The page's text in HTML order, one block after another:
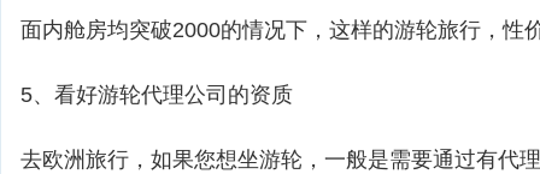
面内舱房均突破2000的情况下，这样的游轮旅行，性
5、看好游轮代理公司的资质
去欧洲旅行，如果您想坐游轮，一般是需要通过有代